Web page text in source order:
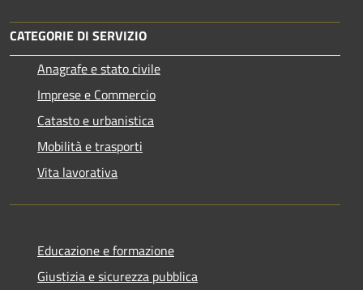
CATEGORIE DI SERVIZIO
Anagrafe e stato civile
Imprese e Commercio
Catasto e urbanistica
Mobilità e trasporti
Vita lavorativa
Educazione e formazione
Giustizia e sicurezza pubblica